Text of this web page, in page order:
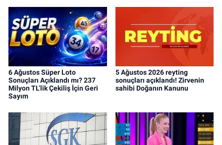
6 Ağustos Süper Loto
Sonuçları Açıklandı mı? 237
Milyon TL’lik Çekiliş İçin Geri
Sayım
5 Ağustos 2026 reyting
sonuçları açıklandı! Zirvenin
sahibi Doğanın Kanunu